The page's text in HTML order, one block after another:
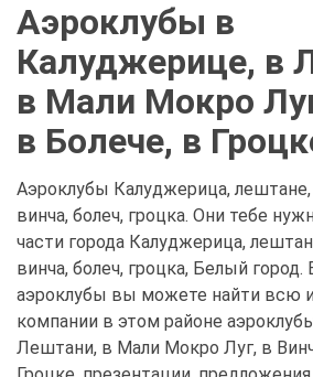
Аэроклубы в
Калуджерице, в
в Мали Мокро
в Болече, в
Аэроклубы Калуджерица, лештане,
винча, болеч, гроцка. Они тебе
части города Калуджерица,
винча, болеч, гроцка, Белый
аэроклубы вы можете найти всю
компании в этом районе
Лештани, в Мали Мокро Луг, в